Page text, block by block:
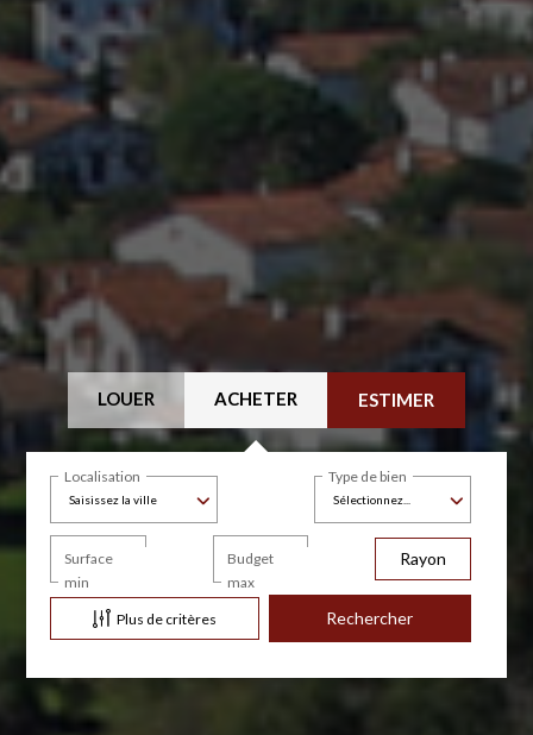
LOUER ACHETER ESTIMER
Saisissez la ville
Localisation
Sélectionnez...
Type de bien
Surface
min
Budget
max
Rayon
Plus de critères